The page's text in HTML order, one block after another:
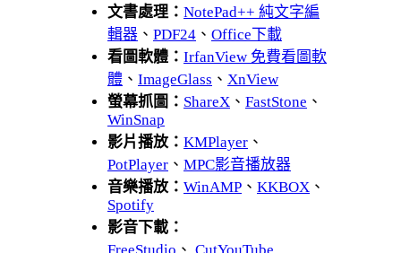
文書處理： NotePad++ 純文字編
輯器 、 PDF24 、 Office下載
看圖軟體： IrfanView 免費看圖軟
體 、 ImageGlass 、 XnView
螢幕抓圖： ShareX 、 FastStone 、
WinSnap
影片播放： KMPlayer 、
PotPlayer 、 MPC影音播放器
音樂播放： WinAMP 、 KKBOX 、
Spotify
影音下載：